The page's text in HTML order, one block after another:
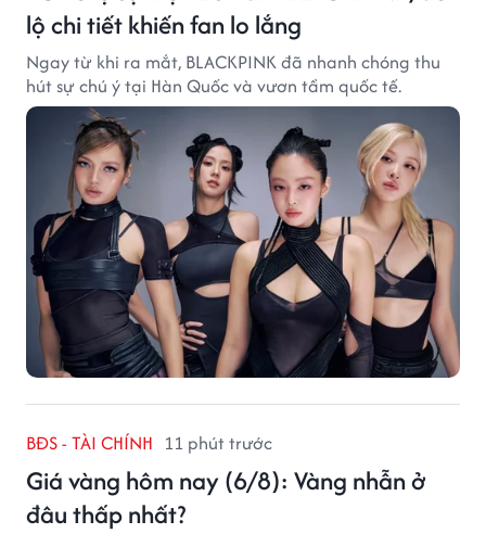
lộ chi tiết khiến fan lo lắng
Ngay từ khi ra mắt, BLACKPINK đã nhanh chóng thu
hút sự chú ý tại Hàn Quốc và vươn tầm quốc tế.
BĐS - TÀI CHÍNH 11 phút trước
Giá vàng hôm nay (6/8): Vàng nhẫn ở
đâu thấp nhất?